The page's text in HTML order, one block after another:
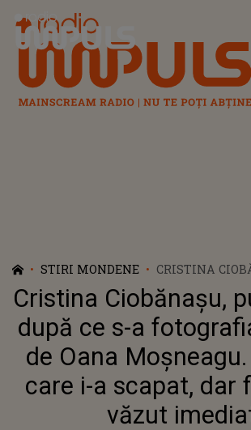
Radio Impuls
STIRI MONDENE
CRISTINA
ZID DUPĂ CE S-
ALĂTURI DE
DETALIUL CARE
FANII L-AU
Cristina Ciobănașu,
după ce s-a
de Oana Moșneagu.
care i-a scapat, dar
văzut